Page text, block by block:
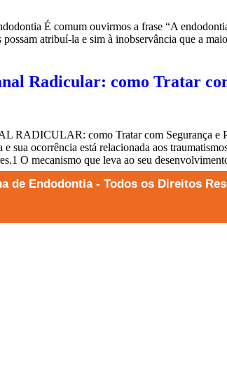
É comum ouvirmos a frase “A
atribuí-la e sim à inobservância que a
Radicular: como Tratar
como Tratar com Segurança e
e sua ocorrência está relacionada aos
O mecanismo que leva ao seu
de Endodontia - Todos os Direitos